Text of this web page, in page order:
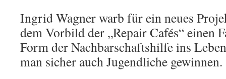
Ingrid Wagner warb für ein neues
dem Vorbild der „Repair Cafés“ einen
Form der Nachbarschaftshilfe ins
man sicher auch Jugendliche gewinnen.